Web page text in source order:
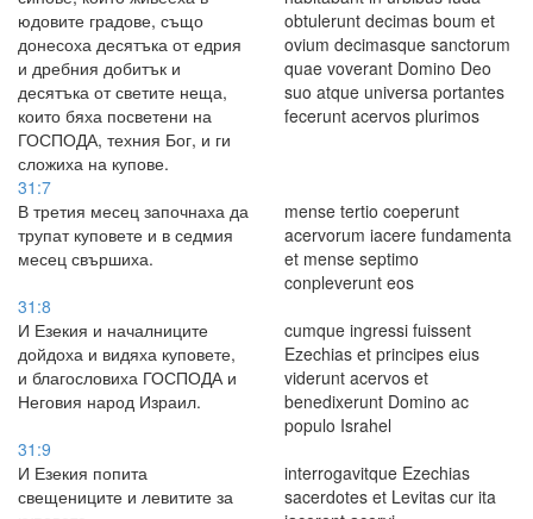
юдовите градове, също
донесоха десятъка от едрия
и дребния добитък и
десятъка от светите неща,
които бяха посветени на
ГОСПОДА, техния Бог, и ги
сложиха на купове.
obtulerunt decimas boum et
ovium decimasque sanctorum
quae voverant Domino Deo
suo atque universa portantes
fecerunt acervos plurimos
31:7
В третия месец започнаха да
трупат куповете и в седмия
месец свършиха.
mense tertio coeperunt
acervorum iacere fundamenta
et mense septimo
conpleverunt eos
31:8
И Езекия и началниците
дойдоха и видяха куповете,
и благословиха ГОСПОДА и
Неговия народ Израил.
cumque ingressi fuissent
Ezechias et principes eius
viderunt acervos et
benedixerunt Domino ac
populo Israhel
31:9
И Езекия попита
свещениците и левитите за
interrogavitque Ezechias
sacerdotes et Levitas cur ita